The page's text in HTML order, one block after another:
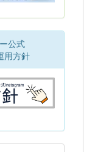
公式
用方針